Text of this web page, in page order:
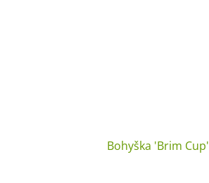
Bohyška 'Brim Cup'